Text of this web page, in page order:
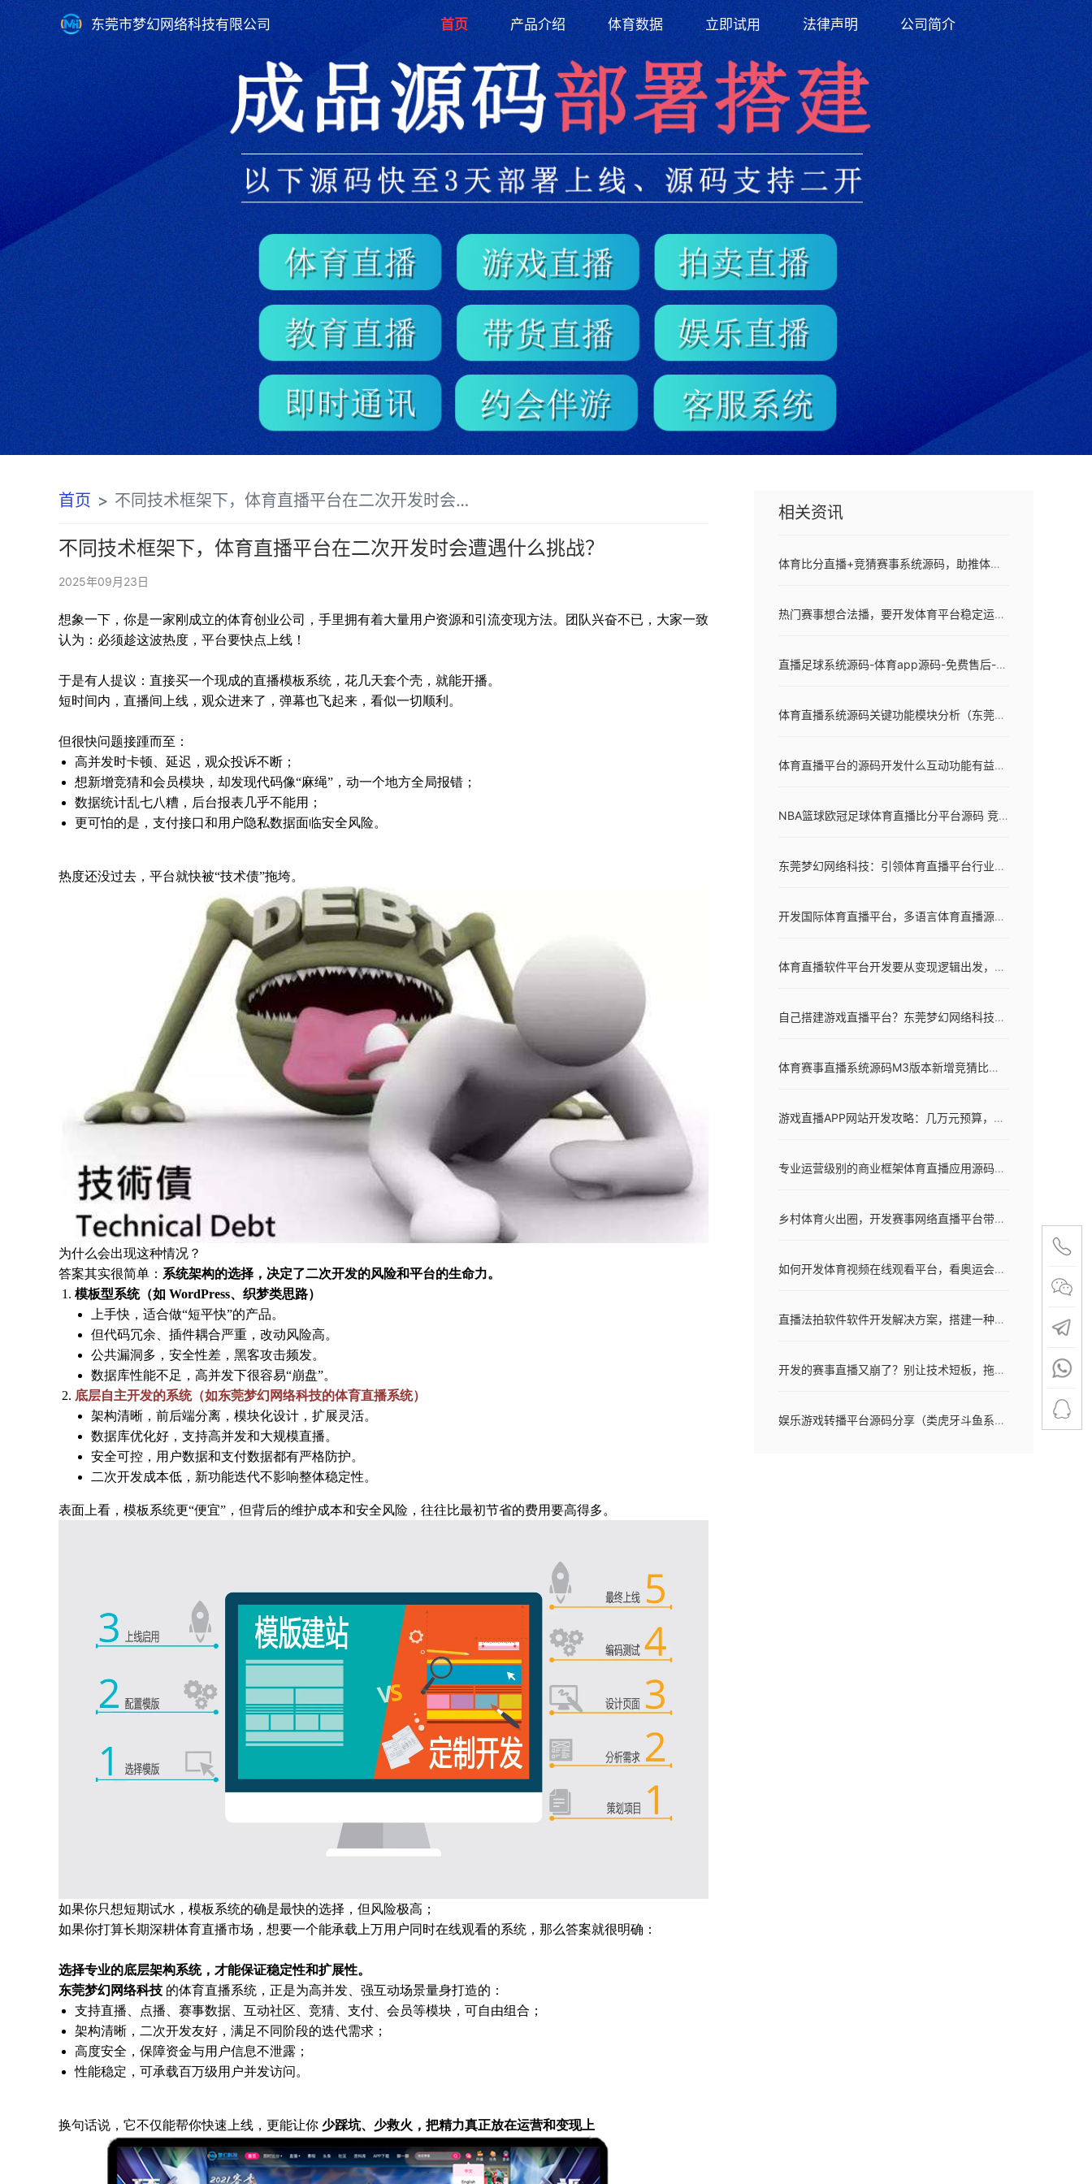
东莞市梦幻网络科技有限公司 首页(current)产品介绍 体育数据 立即试用 法律声明 公司简介
首页 不同技术框架下，体育直播平台在二次开发时会遭遇什么挑战？方案
不同技术框架下，体育直播平台在二次开发时会遭遇什么挑战？
2025年09月23日
想象一下，你是一家刚成立的体育创业公司，手里拥有着大量用户资源和引流变现方法。团队兴奋不已，大家一致
认为：必须趁这波热度，平台要快点上线！
于是有人提议：直接买一个现成的直播模板系统，花几天套个壳，就能开播。
短时间内，直播间上线，观众进来了，弹幕也飞起来，看似一切顺利。
但很快问题接踵而至：
高并发时卡顿、延迟，观众投诉不断；
想新增竞猜和会员模块，却发现代码像“麻绳”，动一个地方全局报错；
数据统计乱七八糟，后台报表几乎不能用；
更可怕的是，支付接口和用户隐私数据面临安全风险。
热度还没过去，平台就快被“技术债”拖垮。
为什么会出现这种情况？
答案其实很简单： 系统架构的选择，决定了二次开发的风险和平台的生命力。
模板型系统（如 WordPress、织梦类思路）
上手快，适合做“短平快”的产品。
但代码冗余、插件耦合严重，改动风险高。
公共漏洞多，安全性差，黑客攻击频发。
数据库性能不足，高并发下很容易“崩盘”。
底层自主开发的系统（如东莞梦幻网络科技的体育直播系统）
架构清晰，前后端分离，模块化设计，扩展灵活。
数据库优化好，支持高并发和大规模直播。
安全可控，用户数据和支付数据都有严格防护。
二次开发成本低，新功能迭代不影响整体稳定性。
表面上看，模板系统更“便宜”，但背后的维护成本和安全风险，往往比最初节省的费用要高得多。
如果你只想短期试水，模板系统的确是最快的选择，但风险极高；
如果你打算长期深耕体育直播市场，想要一个能承载上万用户同时在线观看的系统，那么答案就很明确：
选择专业的底层架构系统，才能保证稳定性和扩展性。
东莞梦幻网络科技 的体育直播系统，正是为高并发、强互动场景量身打造的：
支持直播、点播、赛事数据、互动社区、竞猜、支付、会员等模块，可自由组合；
架构清晰，二次开发友好，满足不同阶段的迭代需求；
高度安全，保障资金与用户信息不泄露；
性能稳定，可承载百万级用户并发访问。
换句话说，它不仅能帮你快速上线，更能让你 少踩坑、少救火，把精力真正放在运营和变现上
相关资讯
体育比分直播+竞猜赛事系统源码，助推体育赛事直播平台快速落地
热门赛事想合法播，要开发体育平台稳定运行+灵活扩展这样做
直播足球系统源码-体育app源码-免费售后-快速搭建
体育直播系统源码关键功能模块分析（东莞梦幻网络科技）
体育直播平台的源码开发什么互动功能有益于竞争体育流量
NBA篮球欧冠足球体育直播比分平台源码 竞猜专家版正式发布
东莞梦幻网络科技：引领体育直播平台行业的新浪潮
开发国际体育直播平台，多语言体育直播源码加速全球化扩展
体育直播软件平台开发要从变现逻辑出发，真正赚钱的在这5招
自己搭建游戏直播平台？东莞梦幻网络科技推出可立即上线的“斗鱼式”成品源码
体育赛事直播系统源码M3版本新增竞猜比分即时聊天
游戏直播APP网站开发攻略：几万元预算，媲美斗鱼虎牙
专业运营级别的商业框架体育直播应用源码分享
乡村体育火出圈，开发赛事网络直播平台带动效应凸显
如何开发体育视频在线观看平台，看奥运会、欧洲杯、亚洲杯等赛事
直播法拍软件软件开发解决方案，搭建一种备受欢迎的选择
开发的赛事直播又崩了？别让技术短板，拖垮你的体育创业梦！
娱乐游戏转播平台源码分享（类虎牙斗鱼系统源码）